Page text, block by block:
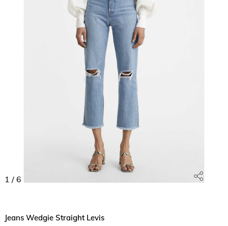
1 / 6
Jeans Wedgie Straight Levis